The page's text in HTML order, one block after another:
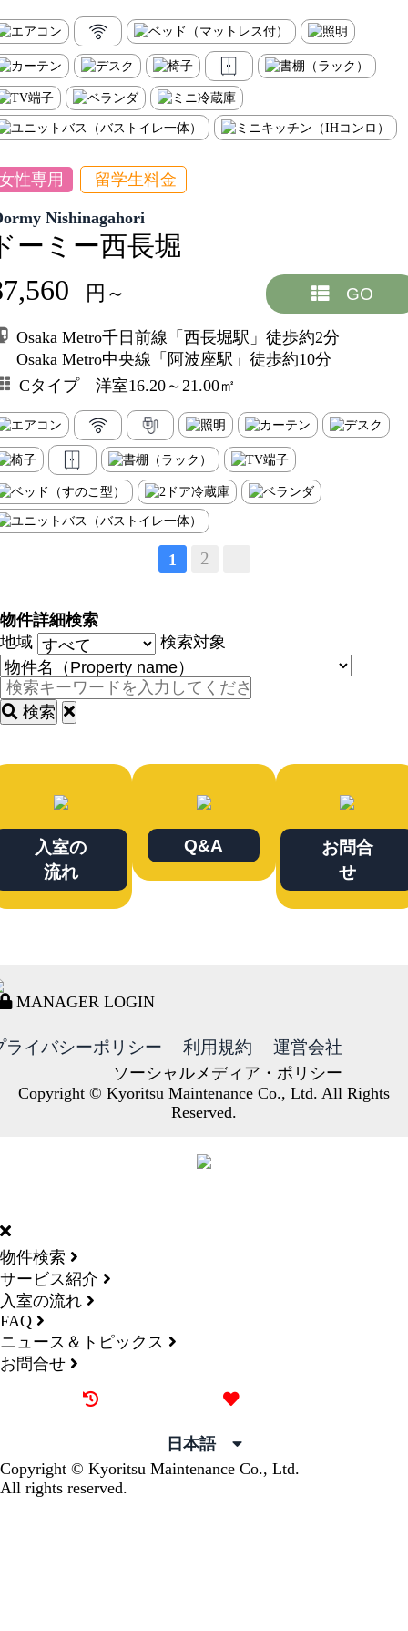
性専用 留学生料金
Nishinagahori
ーミー西長堀
円～ GO
Osaka Metro千日前線「西長堀駅」徒歩約2分
Osaka Metro中央線「阿波座駅」徒歩約10分
Cタイプ 洋室16.20～21.00㎡
1 2
物件詳細検索
地域
検索対象
検索
入室の
流れ
Q&A
お問合
せ
MANAGER LOGIN
ライバシーポリシー 利用規約 運営会社
ソーシャルメディア・ポリシー
Copyright © Kyoritsu Maintenance Co., Ltd. All Rights
Reserved.
物件検索
サービス紹介
入室の流れ
FAQ
ニュース＆トピックス
お問合せ
日本語
Copyright © Kyoritsu Maintenance Co., Ltd.
All rights reserved.